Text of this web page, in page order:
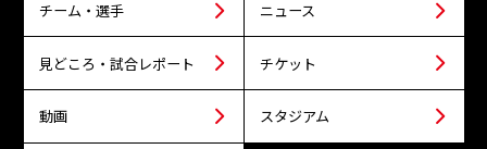
チーム・選手 ニュース
見どころ・試合レポート チケット
動画 スタジアム